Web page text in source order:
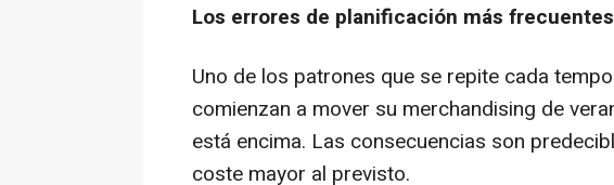
Los errores de planificación más
Uno de los patrones que se repite cada
comienzan a mover su merchandising de
está encima. Las consecuencias son
coste mayor al previsto.